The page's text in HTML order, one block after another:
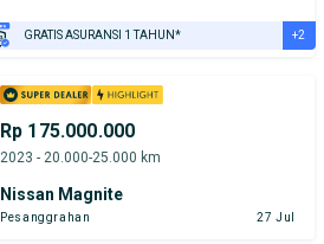
GRATIS ASURANSI 1 TAHUN* +2
Rp 175.000.000
2023 - 20.000-25.000 km
Nissan Magnite
Pesanggrahan 27 Jul